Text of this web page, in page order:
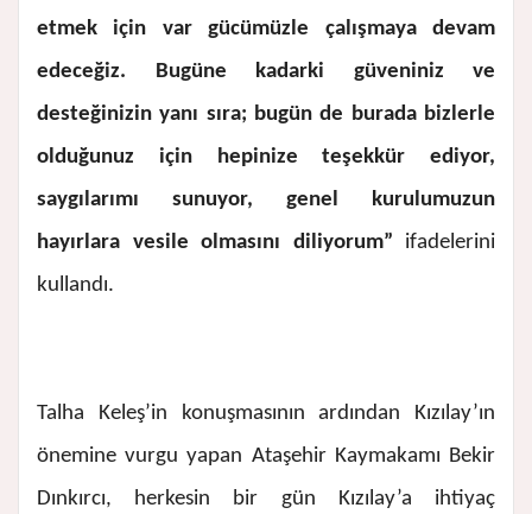
etmek için var gücümüzle çalışmaya devam
edeceğiz. Bugüne kadarki güveniniz ve
desteğinizin yanı sıra; bugün de burada bizlerle
olduğunuz için hepinize teşekkür ediyor,
saygılarımı sunuyor, genel kurulumuzun
hayırlara vesile olmasını diliyorum” ifadelerini
kullandı.
Talha Keleş’in konuşmasının ardından Kızılay’ın
önemine vurgu yapan Ataşehir Kaymakamı Bekir
Dınkırcı, herkesin bir gün Kızılay’a ihtiyaç